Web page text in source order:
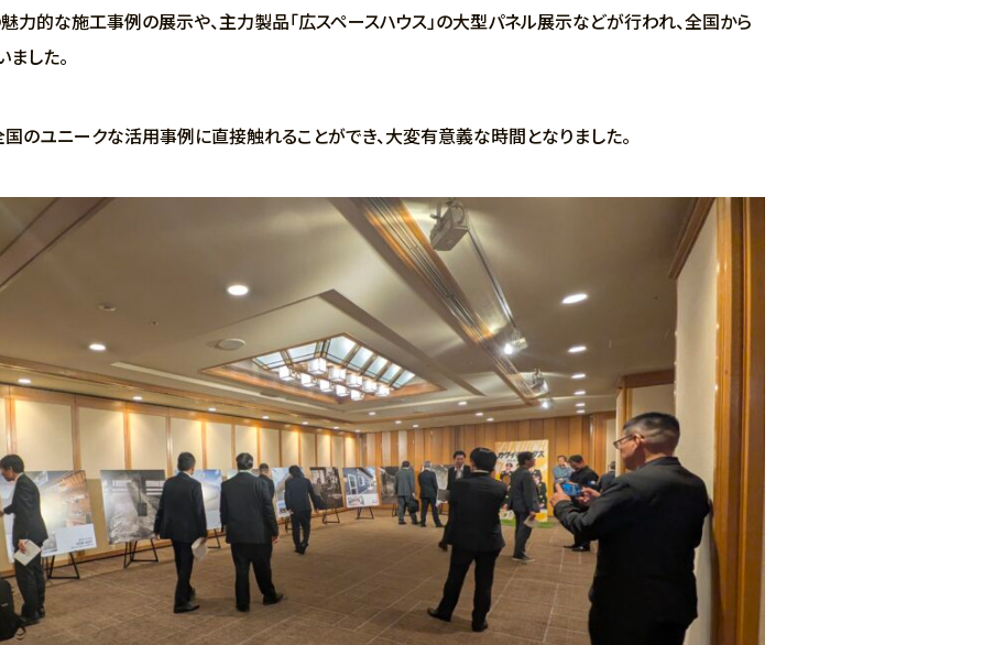
力的な施工事例の展示や、主力製品「広スペースハウス」の大型パネル展示などが行われ、全国から
した。
のユニークな活用事例に直接触れることができ、大変有意義な時間となりました。